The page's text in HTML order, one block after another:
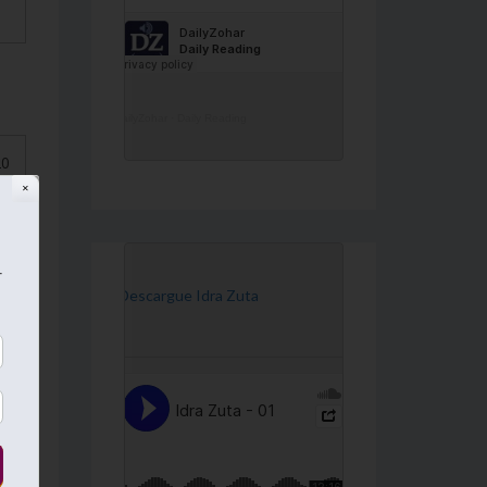
[Descargue Idra Zuta
✕